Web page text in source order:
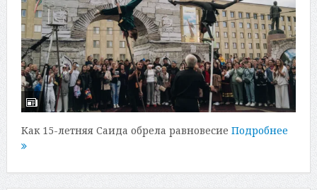
Как 15-летняя Саида обрела равновесие Подробнее